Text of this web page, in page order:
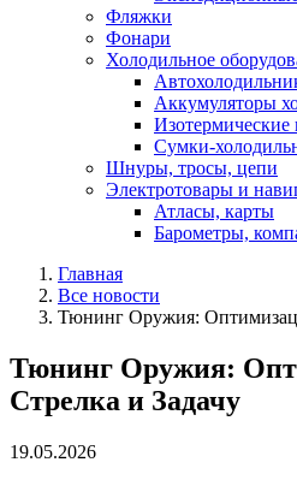
Фляжки
Фонари
Холодильное
Аккумуляторы
Изотермические
Сумки-
Шнуры, тросы, цепи
Электротовары и
Атласы, карты
Барометры,
Главная
Все новости
Тюнинг Оружия:
Тюнинг Оружия:
Стрелка и Задачу
19.05.2026